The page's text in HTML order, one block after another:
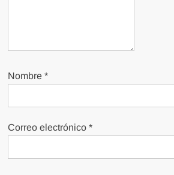
Nombre*
Correo electrónico*